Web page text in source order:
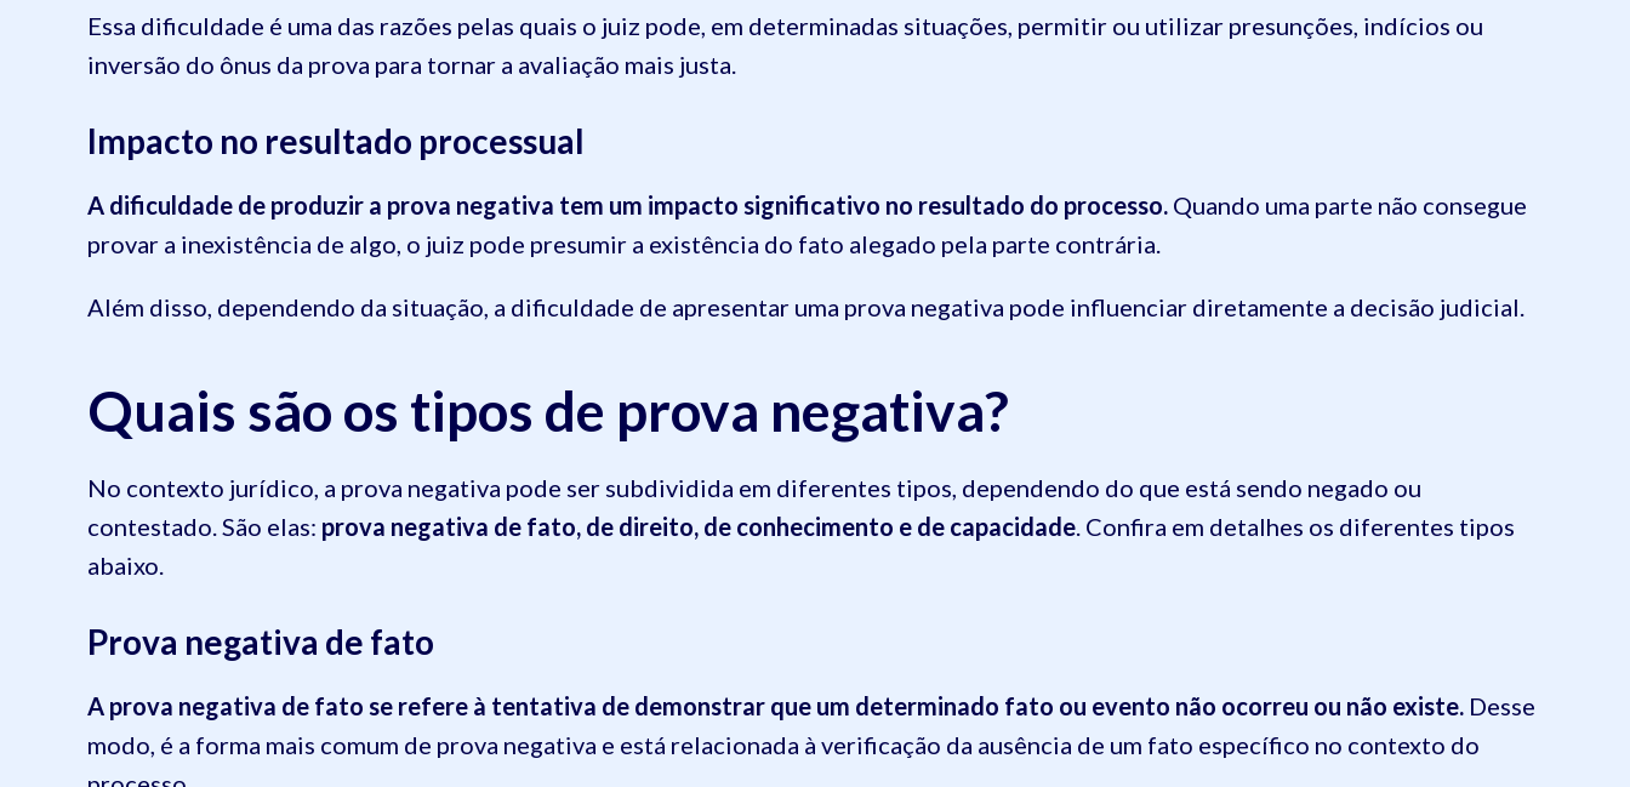
Essa dificuldade é uma das razões pelas quais o juiz pode, em determinadas situações, permitir ou utilizar presunções, indícios ou
inversão do ônus da prova para tornar a avaliação mais justa.
Impacto no resultado processual
A dificuldade de produzir a prova negativa tem um impacto significativo no resultado do processo. Quando uma parte não consegue
provar a inexistência de algo, o juiz pode presumir a existência do fato alegado pela parte contrária.
Além disso, dependendo da situação, a dificuldade de apresentar uma prova negativa pode influenciar diretamente a decisão judicial.
Quais são os tipos de prova negativa?
No contexto jurídico, a prova negativa pode ser subdividida em diferentes tipos, dependendo do que está sendo negado ou
contestado. São elas: prova negativa de fato, de direito, de conhecimento e de capacidade. Confira em detalhes os diferentes tipos
abaixo.
Prova negativa de fato
A prova negativa de fato se refere à tentativa de demonstrar que um determinado fato ou evento não ocorreu ou não existe. Desse
modo, é a forma mais comum de prova negativa e está relacionada à verificação da ausência de um fato específico no contexto do